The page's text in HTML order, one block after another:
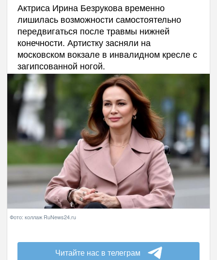
Актриса Ирина Безрукова временно
лишилась возможности самостоятельно
передвигаться после травмы нижней
конечности. Артистку засняли на
московском вокзале в инвалидном кресле с
загипсованной ногой.
Фото: коллаж RuNews24.ru
Читайте нас в телеграм